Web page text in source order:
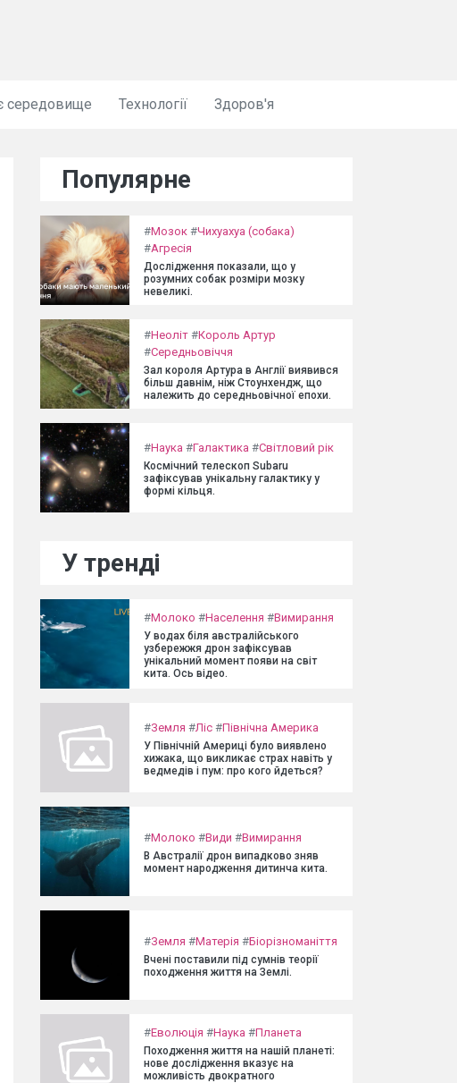
середовище Технології Здоров'я
Популярне
#Мозок #Чихуахуа (собака)
#Агресія
Дослідження показали, що у
розумних собак розміри мозку
невеликі.
#Неоліт #Король Артур
#Середньовіччя
Зал короля Артура в Англії виявився
більш давнім, ніж Стоунхендж, що
належить до середньовічної епохи.
#Наука #Галактика #Світловий рік
Космічний телескоп Subaru
зафіксував унікальну галактику у
формі кільця.
У тренді
#Молоко #Населення #Вимирання
У водах біля австралійського
узбережжя дрон зафіксував
унікальний момент появи на світ
кита. Ось відео.
#Земля #Ліс #Північна Америка
У Північній Америці було виявлено
хижака, що викликає страх навіть у
ведмедів і пум: про кого йдеться?
#Молоко #Види #Вимирання
В Австралії дрон випадково зняв
момент народження дитинча кита.
#Земля #Матерія #Біорізноманіття
Вчені поставили під сумнів теорії
походження життя на Землі.
#Еволюція #Наука #Планета
Походження життя на нашій планеті:
нове дослідження вказує на
можливість двократного